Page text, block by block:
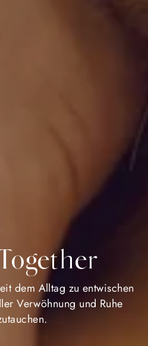
dem Alltag zu entwischen
Verwöhnung und Ruhe